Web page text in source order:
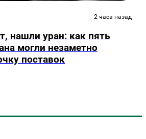
2 часа назад
нашли уран: как пять
могли незаметно
поставок